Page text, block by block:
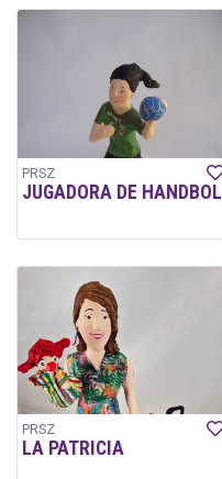
PRSZ
JUGADORA DE HANDBOL
PRSZ
LA PATRICIA